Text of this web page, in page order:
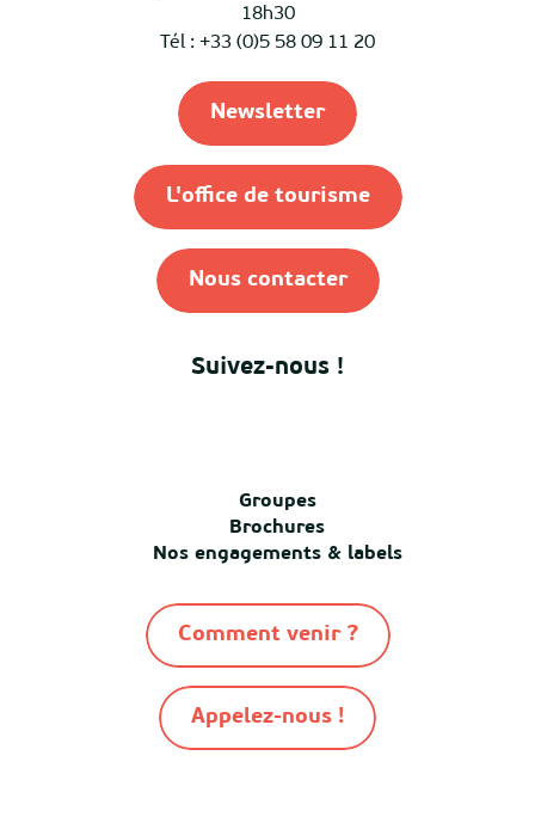
18h30
Tél : +33 (0)5 58 09 11 20
Newsletter
L'office de tourisme
Nous contacter
Suivez-nous !
Groupes
Brochures
Nos engagements & labels
Comment venir ?
Appelez-nous !